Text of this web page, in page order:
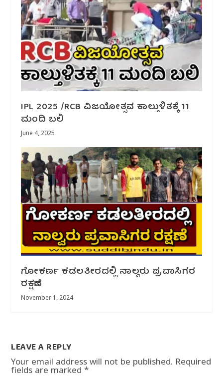
IPL 2025 /RCB ವಿಜಯೋತ್ಸವ ಕಾಲ್ತುಳಿತಕ್ಕೆ 11
ಮಂದಿ ಬಲಿ
June 4, 2025
ಗೋಕರ್ಣ‌ ಕಡಲ‌ತೀರದಲ್ಲಿ ನಾಲ್ವರು ಪ್ರವಾಸಿಗರ
ರಕ್ಷಣೆ
November 1, 2024
LEAVE A REPLY
Your email address will not be published. Required
fields are marked*